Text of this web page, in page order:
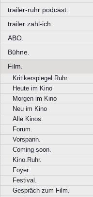
trailer-ruhr podcast.
trailer zahl-ich.
ABO.
Bühne.
Film.
Kritikerspiegel Ruhr.
Heute im Kino
Morgen im Kino
Neu im Kino
Alle Kinos.
Forum.
Vorspann.
Coming soon.
Kino.Ruhr.
Foyer.
Festival.
Gespräch zum Film.